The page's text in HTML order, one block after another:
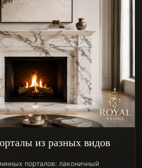
из разных видов
порталов: лаконичный